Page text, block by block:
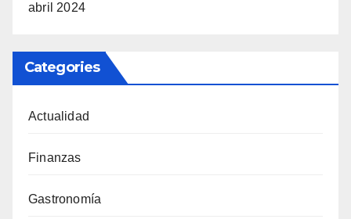
abril 2024
Categories
Actualidad
Finanzas
Gastronomía